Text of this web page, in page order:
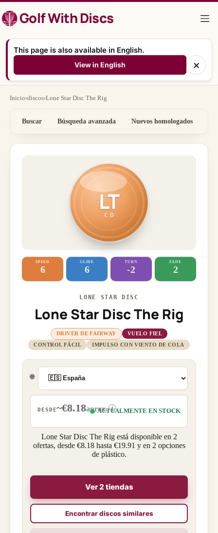
al
contenidoGolf With Discs
This page is also available in English.
View in English ×
Inicio›discos›Lone Star Disc The Rig
Buscar Búsqueda avanzada Nuevos homologados
LT
CD
SPEED
6
GLIDE
6
TURN
-2
FADE
2
LONE STAR DISC
Lone Star Disc The Rig
DRIVER DE FAIRWAY
VUELO FIEL
CONTROL FÁCIL
IMPULSO CON VIENTO DE COLA
🌐
DESDE~€8.18aprox. i
ACTUALMENTE EN STOCK
Lone Star Disc The Rig está disponible en 2
ofertas, desde €8.18 hasta €19.91 y en 2 opciones
de plástico.
Ver 2 tiendas
Encontrar discos similares